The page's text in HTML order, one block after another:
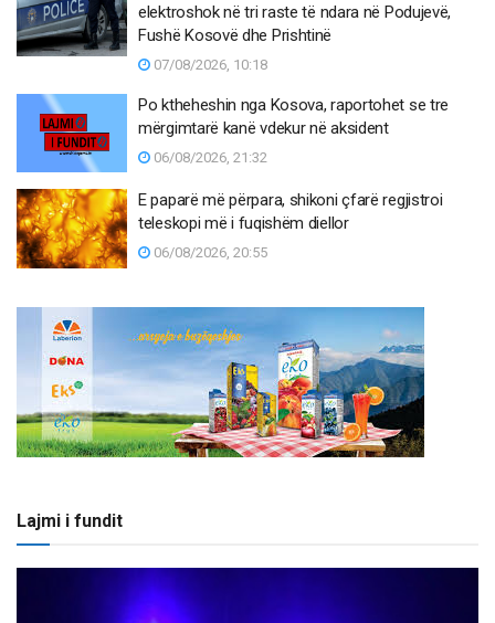
elektroshok në tri raste të ndara në Podujevë,
Fushë Kosovë dhe Prishtinë
07/08/2026, 10:18
Po ktheheshin nga Kosova, raportohet se tre
mërgimtarë kanë vdekur në aksident
06/08/2026, 21:32
E paparë më përpara, shikoni çfarë regjistroi
teleskopi më i fuqishëm diellor
06/08/2026, 20:55
Lajmi i fundit